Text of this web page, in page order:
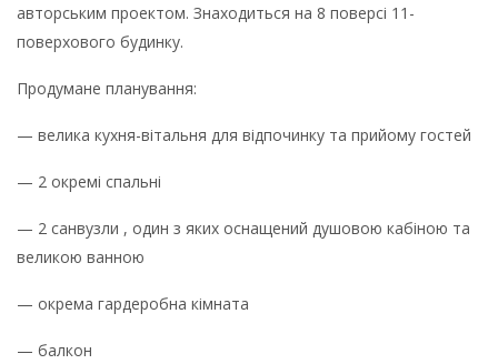
авторським проектом. Знаходиться на 8 поверсі 11-
поверхового будинку.
Продумане планування:
— велика кухня-вітальня для відпочинку та прийому гостей
— 2 окремі спальні
— 2 санвузли , один з яких оснащений душовою кабіною та
великою ванною
— окрема гардеробна кімната
— балкон